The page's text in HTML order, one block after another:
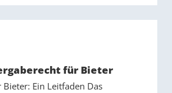
für Bieter
Ein Leitfaden Das